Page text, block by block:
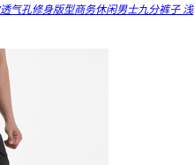
气孔修身版型商务休闲男士九分裤子 浅